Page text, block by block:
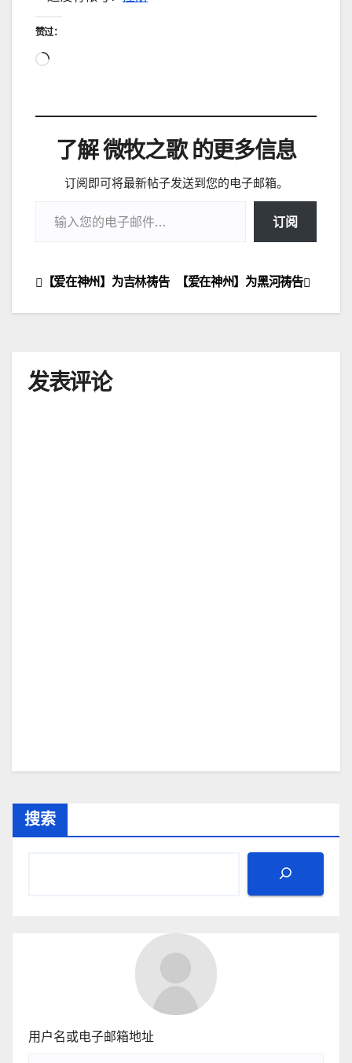
赞过：
正
载…
了解 微牧之歌 的更多信息
订阅即可将最新帖子发送到您的电子邮箱。
订阅
文
章
航
【爱在神州】为黑河祷告
【爱在神州】为吉林祷告
发表评论
搜索
用户名或电子邮箱地址